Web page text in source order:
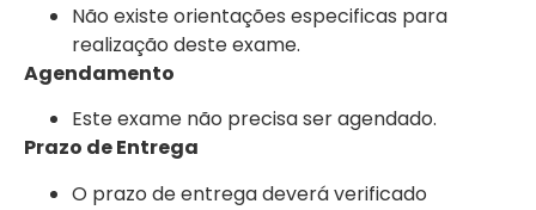
Não existe orientações especificas para
realização deste exame.
Agendamento
Este exame não precisa ser agendado.
Prazo de Entrega
O prazo de entrega deverá verificado